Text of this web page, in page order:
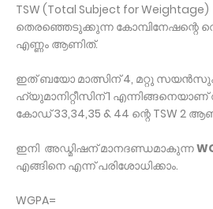
TSW (Total Subject for Weightage)
തെരഞ്ഞെടുക്കുന്ന കോമ്പിനേഷന്റെ
എണ്ണം ആണിത്.
ഇത് ബയോ മാത്സിന് 4, മറ്റു
ഹ്യുമാനിറ്റീസിന് 1 എന്നിങ്ങനെയാണ്
കോഡ് 33,34,35 & 44 ന്റെ TSW 2
ഇനി അഡ്മിഷന് മാനദണ്ഡമാകുന്ന
എങ്ങിനെ എന്ന് പരിശോധിക്കാം.
WGPA=